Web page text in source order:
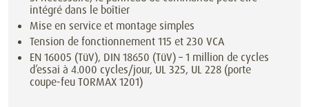
intégré dans le boîtier
Mise en service et montage simples
Tension de fonctionnement 115 et 230 VCA
EN 16005 (TüV), DIN 18650 (TüV) – 1 million de cycles
d’essai à 4.000 cycles/jour, UL 325, UL 228 (porte
coupe-feu TORMAX 1201)